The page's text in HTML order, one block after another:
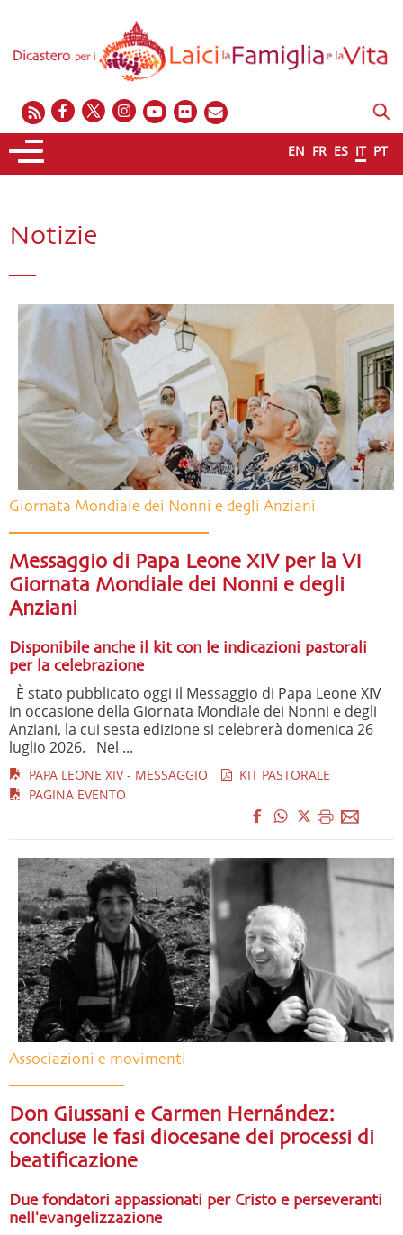
EN FR ES IT PT
Notizie
Giornata Mondiale dei Nonni e degli Anziani
Messaggio di Papa Leone XIV per la VI
Giornata Mondiale dei Nonni e degli
Anziani
Disponibile anche il kit con le indicazioni pastorali
per la celebrazione
È stato pubblicato oggi il Messaggio di Papa Leone XIV
in occasione della Giornata Mondiale dei Nonni e degli
Anziani, la cui sesta edizione si celebrerà domenica 26
luglio 2026. Nel ...
PAPA LEONE XIV - MESSAGGIO
KIT PASTORALE
PAGINA EVENTO
Associazioni e movimenti
Don Giussani e Carmen Hernández:
concluse le fasi diocesane dei processi di
beatificazione
Due fondatori appassionati per Cristo e perseveranti
nell'evangelizzazione